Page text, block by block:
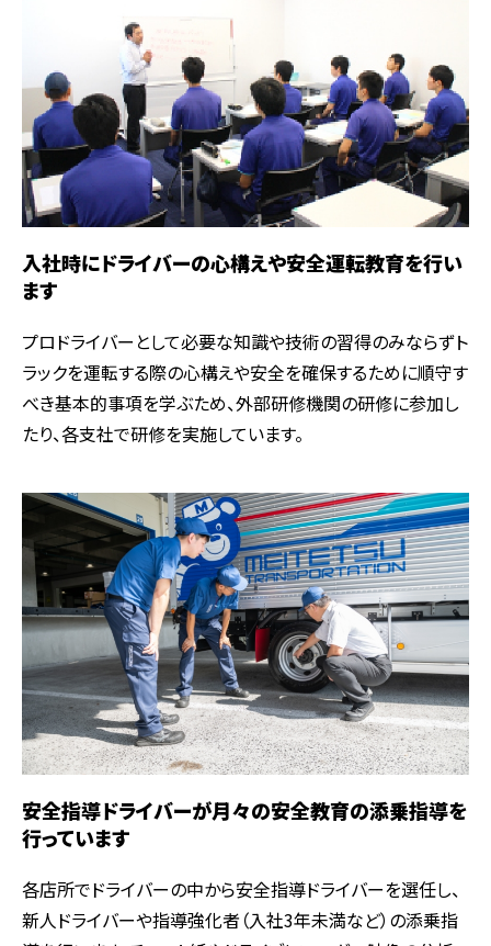
入社時にドライバーの心構えや安全運転教育を行い
ます
プロドライバーとして必要な知識や技術の習得のみならずト
ラックを運転する際の心構えや安全を確保するために順守す
べき基本的事項を学ぶため、外部研修機関の研修に参加し
たり、各支社で研修を実施しています。
安全指導ドライバーが月々の安全教育の添乗指導を
行っています
各店所でドライバーの中から安全指導ドライバーを選任し、
新人ドライバーや指導強化者（入社3年未満など）の添乗指